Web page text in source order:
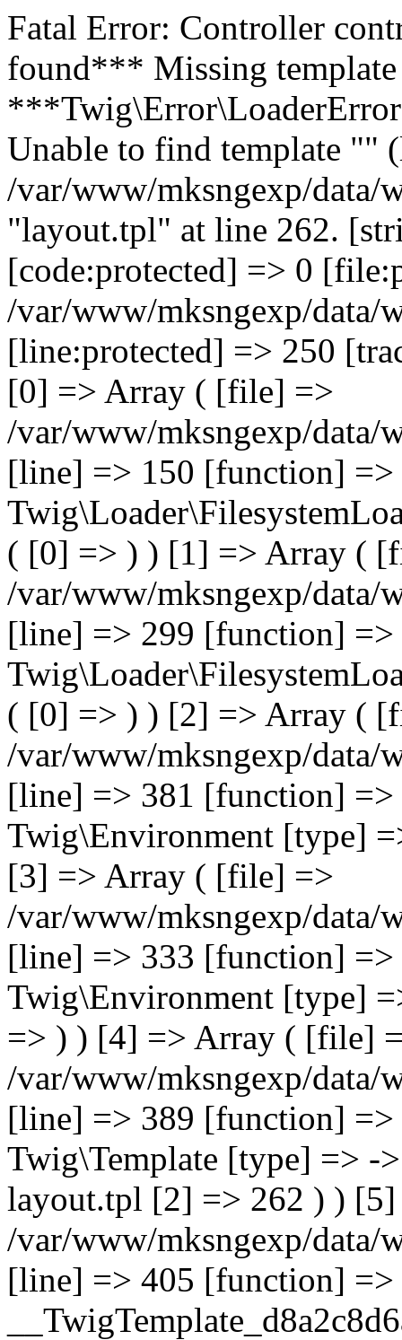
Fatal Error: Controller
found*** Missing
***Twig\Error\LoaderError
Unable to find template ""
/var/www/mksngexp/data/
"layout.tpl" at line 262.
[code:protected] => 0
/var/www/mksngexp/data/
[line:protected] => 250
[0] => Array ( [file] =>
/var/www/mksngexp/data/
[line] => 150 [function] =>
( [0] => ) ) [1] => Array (
/var/www/mksngexp/data/
[line] => 299 [function] =>
( [0] => ) ) [2] => Array (
/var/www/mksngexp/data/
[line] => 381 [function] =>
Twig\Environment [type]
[3] => Array ( [file] =>
/var/www/mksngexp/data/
[line] => 333 [function] =>
Twig\Environment [type]
=> ) ) [4] => Array ( [file]
/var/www/mksngexp/data/
[line] => 389 [function] =>
Twig\Template [type] =>
layout.tpl [2] => 262 ) )
/var/www/mksngexp/data/
[line] => 405 [function] =>